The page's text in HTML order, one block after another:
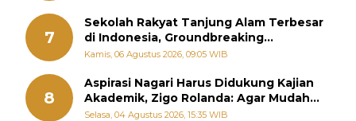
7
Sekolah Rakyat Tanjung Alam Terbesar
di Indonesia, Groundbreaking
September
Kamis, 06 Agustus 2026, 09:05 WIB
8
Aspirasi Nagari Harus Didukung Kajian
Akademik, Zigo Rolanda: Agar Mudah
Diperjuangkan di Kementerian
Selasa, 04 Agustus 2026, 15:35 WIB